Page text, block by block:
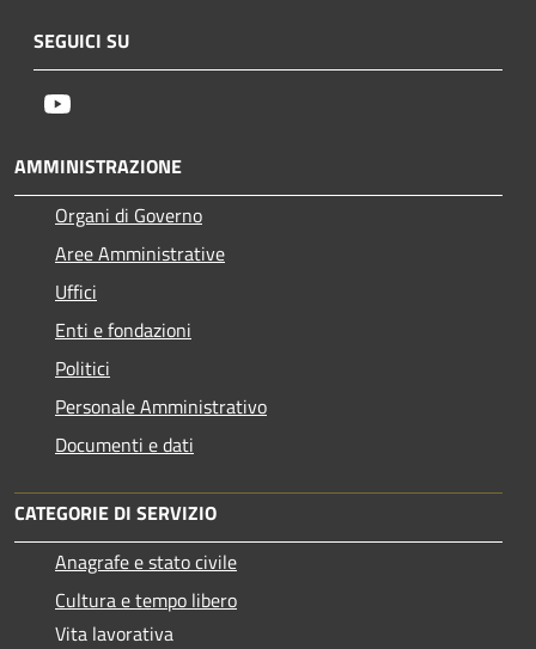
SEGUICI SU
AMMINISTRAZIONE
Organi di Governo
Aree Amministrative
Uffici
Enti e fondazioni
Politici
Personale Amministrativo
Documenti e dati
CATEGORIE DI SERVIZIO
Anagrafe e stato civile
Cultura e tempo libero
Vita lavorativa